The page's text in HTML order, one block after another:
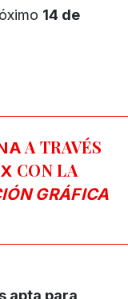
14 de
A TRAVÉS
CON LA
GRÁFICA
apta para